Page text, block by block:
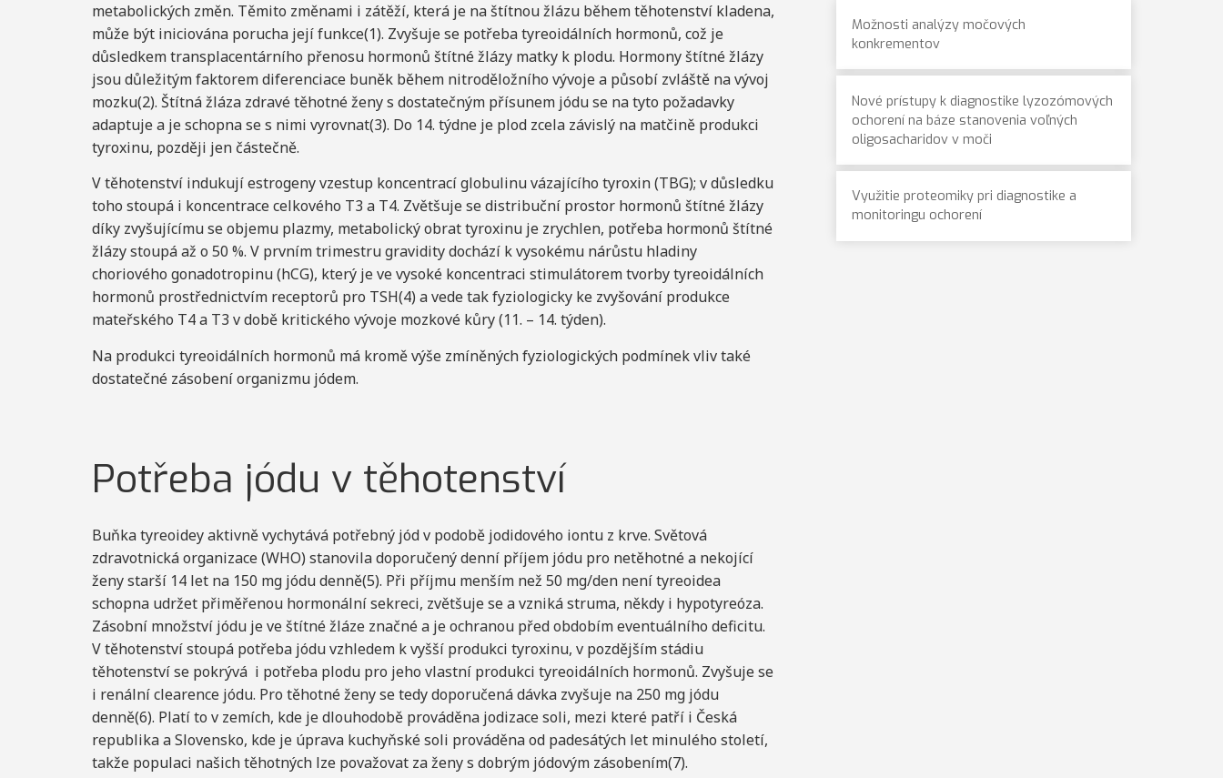
metabolických změn. Těmito změnami i zátěží, která je na štítnou žlázu během těhotenství kladena,
může být iniciována porucha její funkce(1). Zvyšuje se potřeba tyreoidálních hormonů, což je
důsledkem transplacentárního přenosu hormonů štítné žlázy matky k plodu. Hormony štítné žlázy
jsou důležitým faktorem diferenciace buněk během nitroděložního vývoje a působí zvláště na vývoj
mozku(2). Štítná žláza zdravé těhotné ženy s dostatečným přísunem jódu se na tyto požadavky
adaptuje a je schopna se s nimi vyrovnat(3). Do 14. týdne je plod zcela závislý na matčině produkci
tyroxinu, později jen částečně.
V těhotenství indukují estrogeny vzestup koncentrací globulinu vázajícího tyroxin (TBG); v důsledku
toho stoupá i koncentrace celkového T3 a T4. Zvětšuje se distribuční prostor hormonů štítné žlázy
díky zvyšujícímu se objemu plazmy, metabolický obrat tyroxinu je zrychlen, potřeba hormonů štítné
žlázy stoupá až o 50 %. V prvním trimestru gravidity dochází k vysokému nárůstu hladiny
choriového gonadotropinu (hCG), který je ve vysoké koncentraci stimulátorem tvorby tyreoidálních
hormonů prostřednictvím receptorů pro TSH(4) a vede tak fyziologicky ke zvyšování produkce
mateřského T4 a T3 v době kritického vývoje mozkové kůry (11. – 14. týden).
Na produkci tyreoidálních hormonů má kromě výše zmíněných fyziologických podmínek vliv také
dostatečné zásobení organizmu jódem.
Potřeba jódu v těhotenství
Buňka tyreoidey aktivně vychytává potřebný jód v podobě jodidového iontu z krve. Světová
zdravotnická organizace (WHO) stanovila doporučený denní příjem jódu pro netěhotné a nekojící
ženy starší 14 let na 150 mg jódu denně(5). Při příjmu menším než 50 mg/den není tyreoidea
schopna udržet přiměřenou hormonální sekreci, zvětšuje se a vzniká struma, někdy i hypotyreóza.
Zásobní množství jódu je ve štítné žláze značné a je ochranou před obdobím eventuálního deficitu.
V těhotenství stoupá potřeba jódu vzhledem k vyšší produkci tyroxinu, v pozdějším stádiu
těhotenství se pokrývá i potřeba plodu pro jeho vlastní produkci tyreoidálních hormonů. Zvyšuje se
i renální clearence jódu. Pro těhotné ženy se tedy doporučená dávka zvyšuje na 250 mg jódu
denně(6). Platí to v zemích, kde je dlouhodobě prováděna jodizace soli, mezi které patří i Česká
republika a Slovensko, kde je úprava kuchyňské soli prováděna od padesátých let minulého století,
takže populaci našich těhotných lze považovat za ženy s dobrým jódovým zásobením(7).
Možnosti analýzy močových
konkrementov
Nové prístupy k diagnostike lyzozómových
ochorení na báze stanovenia voľných
oligosacharidov v moči
Využitie proteomiky pri diagnostike a
monitoringu ochorení